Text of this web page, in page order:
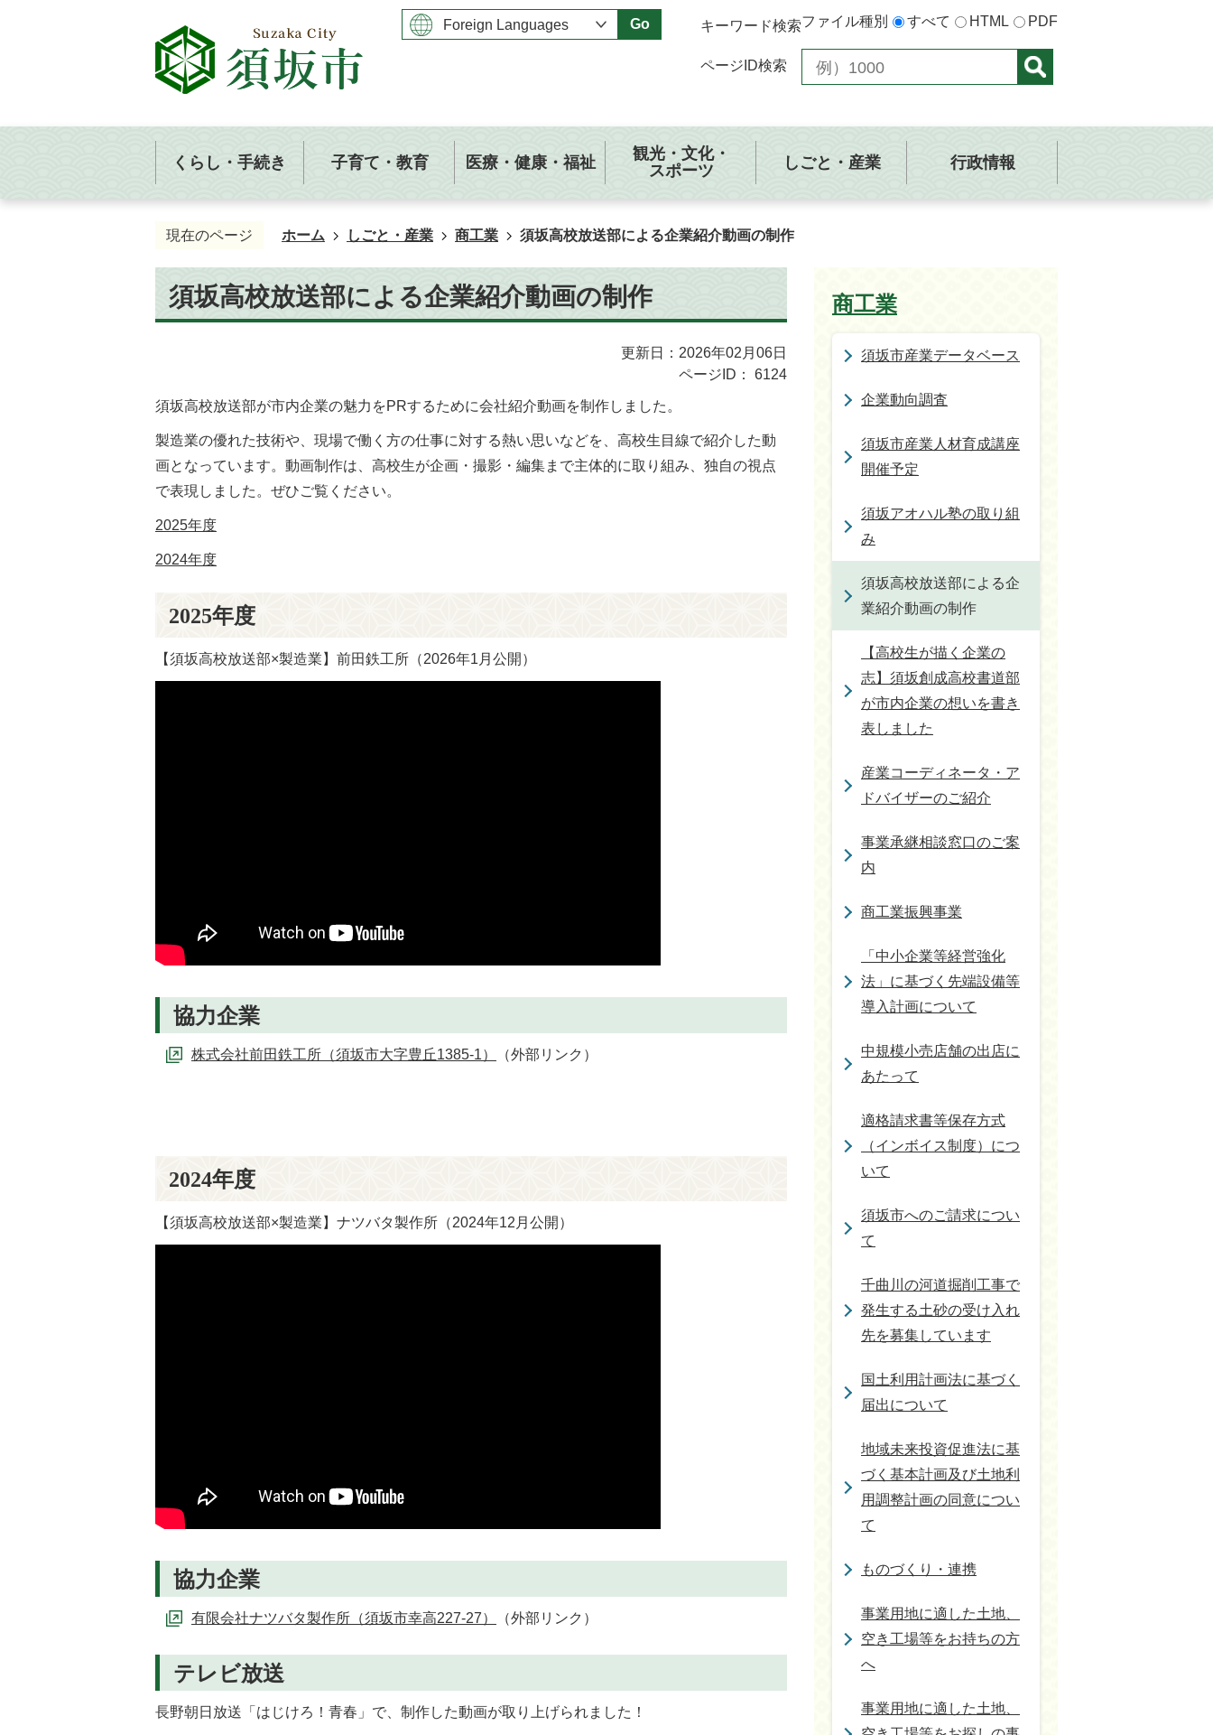
Go キーワード検索ファイル種別 すべて HTML PDF
ページID検索
くらし・手続き 子育て・教育 医療・健康・福祉
観光・文化・
スポーツ
しごと・産業 行政情報
現在のページ ホーム しごと・産業 商工業 須坂高校放送部による企業紹介動画の制作
須坂高校放送部による企業紹介動画の制作
更新日：2026年02月06日
ページID：
6124
須坂高校放送部が市内企業の魅力をPRするために会社紹介動画を制作しました。
製造業の優れた技術や、現場で働く方の仕事に対する熱い思いなどを、高校生目線で紹介した動
画となっています。動画制作は、高校生が企画・撮影・編集まで主体的に取り組み、独自の視点
で表現しました。ぜひご覧ください。
2025年度
2024年度
2025年度
【須坂高校放送部×製造業】前田鉄工所（2026年1月公開）
協力企業
株式会社前田鉄工所（須坂市大字豊丘1385-1） （外部リンク）
2024年度
【須坂高校放送部×製造業】ナツバタ製作所（2024年12月公開）
協力企業
有限会社ナツバタ製作所（須坂市幸高227-27） （外部リンク）
テレビ放送
長野朝日放送「はじけろ！青春」で、制作した動画が取り上げられました！
商工業
須坂市産業データベース
企業動向調査
須坂市産業人材育成講座
開催予定
須坂アオハル塾の取り組
み
須坂高校放送部による企
業紹介動画の制作
【高校生が描く企業の
志】須坂創成高校書道部
が市内企業の想いを書き
表しました
産業コーディネータ・ア
ドバイザーのご紹介
事業承継相談窓口のご案
内
商工業振興事業
「中小企業等経営強化
法」に基づく先端設備等
導入計画について
中規模小売店舗の出店に
あたって
適格請求書等保存方式
（インボイス制度）につ
いて
須坂市へのご請求につい
て
千曲川の河道掘削工事で
発生する土砂の受け入れ
先を募集しています
国土利用計画法に基づく
届出について
地域未来投資促進法に基
づく基本計画及び土地利
用調整計画の同意につい
て
ものづくり・連携
事業用地に適した土地、
空き工場等をお持ちの方
へ
事業用地に適した土地、